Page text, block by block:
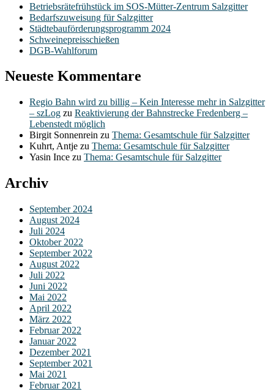
Betriebsrätefrühstück im SOS-Mütter-Zentrum Salzgitter
Bedarfszuweisung für Salzgitter
Städtebauförderungsprogramm 2024
Schweinepreisschießen
DGB-Wahlforum
Neueste Kommentare
Regio Bahn wird zu billig – Kein Interesse mehr in Salzgitter
– szLog zu Reaktivierung der Bahnstrecke Fredenberg –
Lebenstedt möglich
Birgit Sonnenrein zu Thema: Gesamtschule für Salzgitter
Kuhrt, Antje zu Thema: Gesamtschule für Salzgitter
Yasin Ince zu Thema: Gesamtschule für Salzgitter
Archiv
September 2024
August 2024
Juli 2024
Oktober 2022
September 2022
August 2022
Juli 2022
Juni 2022
Mai 2022
April 2022
März 2022
Februar 2022
Januar 2022
Dezember 2021
September 2021
Mai 2021
Februar 2021